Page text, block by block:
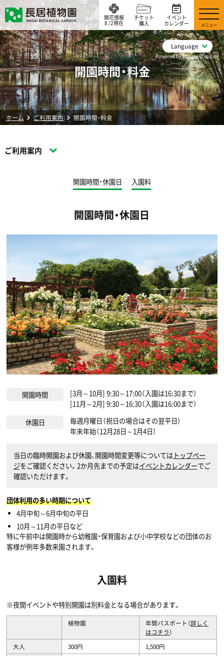
Language
Powered by Google Translate
開花情報
8 /2現在
チケット
購入
イベント
カレンダー
メニュー
開園時間・料金
ホーム ご利用案内 開園時間・料金
ご利用案内
開園時間・休園日 入園料
開園時間・休園日
開園時間
[3月～10月] 9:30～17:00（入園は16:30まで）
[11月～2月] 9:30～16:30（入園は16:00まで）
休園日
毎週月曜日（祝日の場合はその翌平日）
年末年始（12月28日～1月4日）
当日の臨時開園および休園、開園時間変更等についてはトップペー
ジをご確認ください。2か月先までの予定はイベントカレンダーでご
確認いただけます。
団体利用の多い時期について
4月中旬～6月中旬の平日
10月～11月の平日など
特に午前中は開園時から幼稚園・保育園および小中学校などの団体のお
客様が例年多数来園されます。
入園料
※夜間イベントや特別開園は別料金となる場合があります。
植物園 年間パスポート（詳しく
はコチラ）
大人
300円
1,500円